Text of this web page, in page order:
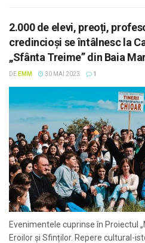
2.000 de elevi, preoți,
credincioși se întâlnesc la
„Sfânta Treime” din Baia
DE EMM 30 MAI 2023 1
Evenimentele cuprinse în Proiectul
Eroilor și Sfinților. Repere cultural-